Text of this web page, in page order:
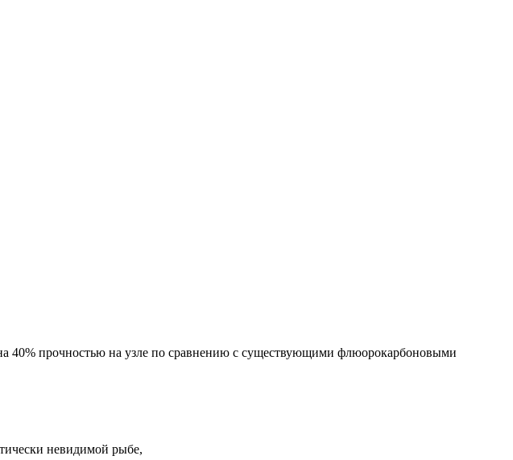
прочностью на узле по сравнению с существующими флюорокарбоновыми
невидимой рыбе,